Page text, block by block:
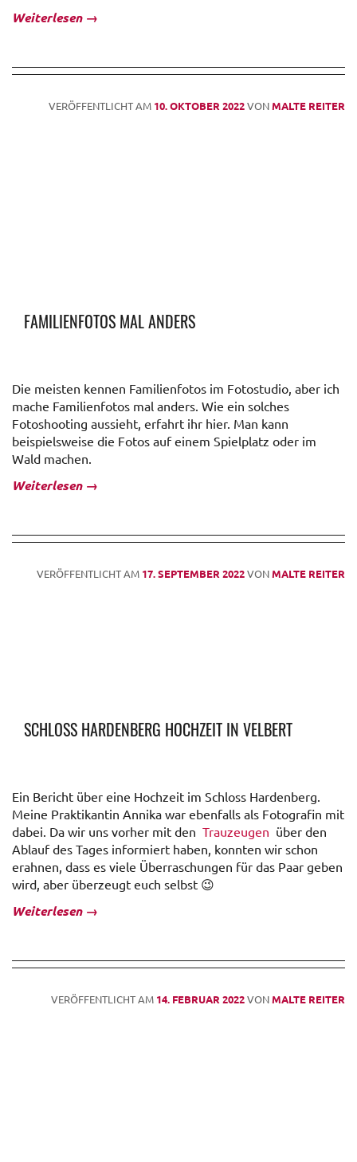
Weiterlesen →
VERÖFFENTLICHT AM 10. OKTOBER 2022VONMALTE REITER
FAMILIENFOTOS MAL ANDERS
Die meisten kennen Familienfotos im Fotostudio, aber ich
mache Familienfotos mal anders. Wie ein solches
Fotoshooting aussieht, erfahrt ihr hier. Man kann
beispielsweise die Fotos auf einem Spielplatz oder im
Wald machen.
Weiterlesen →
VERÖFFENTLICHT AM 17. SEPTEMBER 2022VONMALTE REITER
SCHLOSS HARDENBERG HOCHZEIT IN VELBERT
Ein Bericht über eine Hochzeit im Schloss Hardenberg.
Meine Praktikantin Annika war ebenfalls als Fotografin mit
dabei. Da wir uns vorher mit den Trauzeugen über den
Ablauf des Tages informiert haben, konnten wir schon
erahnen, dass es viele Überraschungen für das Paar geben
wird, aber überzeugt euch selbst 😉
Weiterlesen →
VERÖFFENTLICHT AM 14. FEBRUAR 2022VONMALTE REITER